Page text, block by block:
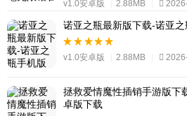
v1.0安卓版 2.88MB
诺亚之瓶最新版下载-诺亚
v1.0安卓版 2.88MB
拯救爱情魔性插销手游版下
卓版下载